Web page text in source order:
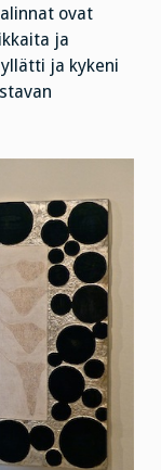
ovat
ja
ja kykeni